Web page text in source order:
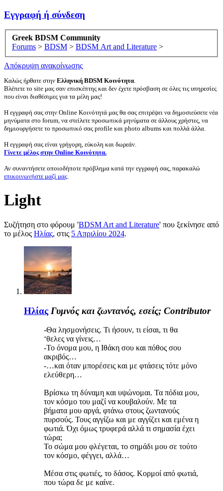
Εγγραφή ή σύνδεση
Greek BDSM Community
Forums > BDSM > BDSM Art and Literature >
Απόκρυψη ανακοίνωσης
Καλώς ήρθατε στην Ελληνική BDSM Κοινότητα.
Βλέπετε το site μας σαν επισκέπτης και δεν έχετε πρόσβαση σε όλες τις υπηρεσίες
που είναι διαθέσιμες για τα μέλη μας!
Η εγγραφή σας στην Online Κοινότητά μας θα σας επιτρέψει να δημοσιεύσετε νέα
μηνύματα στο forum, να στείλετε προσωπικά μηνύματα σε άλλους χρήστες, να
δημιουργήσετε το προσωπικό σας profile και photo albums και πολλά άλλα.
Η εγγραφή σας είναι γρήγορη, εύκολη και δωρεάν.
Γίνετε μέλος στην Online Κοινότητα.
Αν συναντήσετε οποιοδήποτε πρόβλημα κατά την εγγραφή σας, παρακαλώ
επικοινωνήστε μαζί μας.
Light
Συζήτηση στο φόρουμ 'BDSM Art and Literature' που ξεκίνησε από
το μέλος Ηλίας, στις 5 Απριλίου 2024.
Ηλίας Γυμνός και ζωντανός, εσείς; Contributor
-Θα λησμονήσεις. Τι ήσουν, τι είσαι, τι θα
‘θελες να γίνεις…
-Το όνομα μου, η Ιθάκη σου και πόθος σου
ακριβός…
-…και όταν μπορέσεις και με φτάσεις τότε μόνο
ελεύθερη…
Βρίσκω τη δύναμη και υψώνομαι. Τα πόδια μου,
τον κόσμο του μαζί να κουβαλούν. Με τα
βήματα μου αργά, φτάνω στους ζωντανούς
πυρσούς. Τους αγγίζω και με αγγίζει και εμένα η
φωτιά. Όχι όμως τρυφερά αλλά τι σημασία έχει
τώρα;
Το σώμα μου φλέγεται, το σημάδι μου σε τούτο
τον κόσμο, φέγγει, αλλά…
Μέσα στις φωτιές, το δάσος. Κορμοί από φωτιά,
που τώρα δε με καίνε.